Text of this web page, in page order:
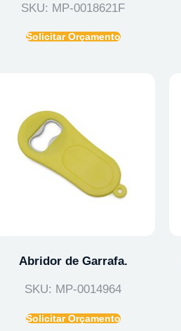
SKU: MP-0018621F
Solicitar Orçamento
Abridor de Garrafa.
SKU: MP-0014964
Solicitar Orçamento